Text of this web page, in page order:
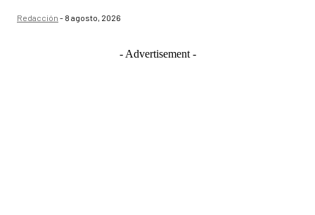
Redacción - 8 agosto, 2026
- Advertisement -